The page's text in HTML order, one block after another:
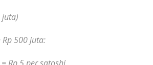
juta)
500 juta:
Rp 5 per satoshi